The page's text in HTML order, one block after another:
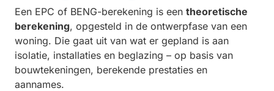
Een EPC of BENG-berekening is een theoretische
berekening, opgesteld in de ontwerpfase van een
woning. Die gaat uit van wat er gepland is aan
isolatie, installaties en beglazing – op basis van
bouwtekeningen, berekende prestaties en
aannames.